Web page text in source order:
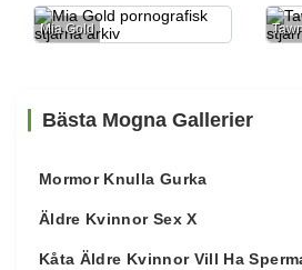
Mia Gold
Bästa Mogna Gallerier
Mormor Knulla Gurka
Äldre Kvinnor Sex X
Kåta Äldre Kvinnor Vill Ha